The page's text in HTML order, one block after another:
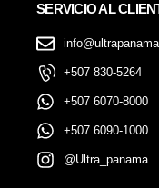
SERVICIO AL
+507 830-5264
+507 6070-8000
+507 6090-1000
@Ultra_panama